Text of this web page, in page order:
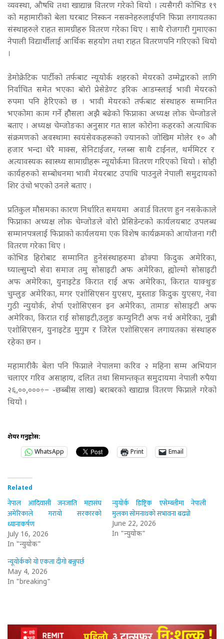
व्यवस्था, औषधि तथा खाद्यान्न वितरण गरेको थियो । त्यसैगरी कोभिड १९
को महामारीको बेला घरबाट निस्कन नसक्नेहरुलाईपनि फिप्ना लगायतका
संस्थाहरुले राहत सामग्रीहरु वितरण गरेका थिए । साथै रोजगारी गुमाएका
नेपाली विद्यार्थीलाई आर्थिक सहयोग तथा राहत वितरणपनि गरिएको थियो
।
डेमोक्रेटिक पार्टीको तर्फबाट न्यूयोर्क शहरको मेयरको उम्मेद्वारको लागि
निर्वाचित समेत भएका बोरो प्रेसेडेण्ट इरिक आडम्स्लाई भावी मेयरको
रुपमा पनि हेरिएको छ । भावी मेयरको तर्फबाट संस्थाहरु सम्मानित
भएकोमा काम गर्ने हौैसला अझै बढेको फिप्नाका अध्यक्ष लोक चेम्जोङले
बताए । अध्यक्ष चेम्जोङका अनुसार गत साल कोरोना कहरको अत्याधिक
संक्रमणको अवस्थामा स्वयंसेवकहरूको ज्यानको जोखिम मोलेर १० औ
हजार भन्दा धेरै माक्स, सेनिटाईजर, ग्लब्स साथै टाईनल, थर्ममिटर र
अत्यावस्यक स्वास्थ्य सामाग्रीहरू न्यूयोर्कमा वितरण गरिएको थियो । सोही
कार्यहरुको सम्बोधनमा भावी मेयरबाट उपाधि पाउनुले नेपाली समुदायको
शिर उंचो भएको उनले बताए ।
प्रतिकुल मौसमका कारण निर्धारित समयमा अवार्ड वितरण हुन नसकेकाले
फिप्नाका अध्यक्ष लोक चेम्जोङले वोरो प्रेसिडेन्टको कार्यलयबाट उपलब्ध
सम्मानपत्रलाई फिप्नाको कार्यलयमा एक विशेष कार्यक्रमको आयोजना गरी
वितरण गरेका थिए ।
कोभिड हिरोबाट सम्मानित हुनेसंस्थाहरुमा ढोक्पा किदुक अमेरिका,
घ्याल्सुम्दो सेवा समाज तमु सोसाइटी अफ अमेरिका, ह्योल्मो सोसाइटी
अफ अमेरिका, युनाइटेड किरात राई अफ अमेरिका, किरात याक्थुङ
चुम्लुङ अमेरिका, मगर एशोसिएसन युएसए, मुस्ताङ किदुक युएसए, नेवा
गुठी न्युयोर्क, शेर्पा एशोसिएसन इन अमेरिका, तामाङ सोसाइटी अफ
अमेरिका, किरात राई सोसाइटी,उलुङ कम्युनिटी अफ नर्थ अमेरिका, नुब्री
एशोसिएसन, युनाइटेड मुगुम र जिरेल एशोसिएसन लगायतका संस्थाहरु
रहेका छन ।
महामारीकै बेला पनि फिप्नाले नेपालमा करिव २ महिना सम्म अभियान
चलाएर गरिव असाहाय, दलित तथा सिमान्तकृत समुदायमा नेपाली रुपैया
२६,००,०००÷– -छब्बीस लाख) बराबरको खाद्यान्न वितरण फिप्नाले गरेको
थियो ।
शेयर गर्नुहोस:
WhatsApp
Print Email
Related
नेपाल आदिवासी जनजाति महासंघ
अमेरिकाले गरायो सरकारको
ध्यानाकर्षण
July 16, 2026
In "न्युयोर्क"
न्युयोर्क डिष्ट्रिक एसेम्ब्लीमा नेपाली
मुलका सोमनाथको सभावना बढ्यो
June 22, 2026
In "न्युयोर्क"
न्यूयोर्कको यो एकता दीगो बन्नुपर्छ
May 4, 2026
In "breaking"